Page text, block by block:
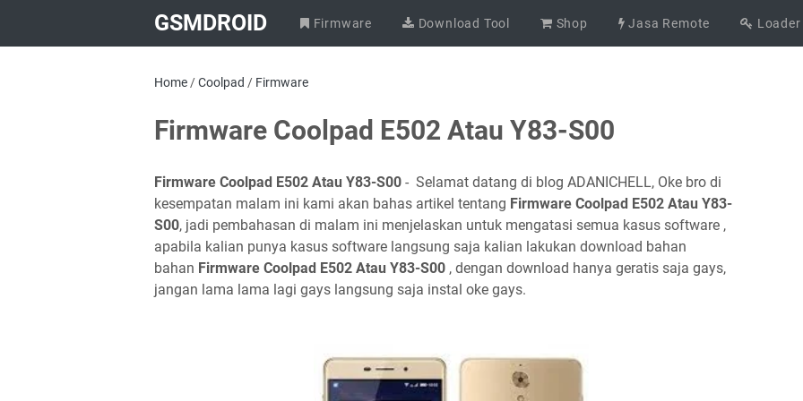
GSMDROID Firmware Download Tool Shop Jasa Remote Loader
Home /Coolpad / Firmware
Firmware Coolpad E502 Atau Y83-S00
Firmware Coolpad E502 Atau Y83-S00 - Selamat datang di blog ADANICHELL, Oke bro di
kesempatan malam ini kami akan bahas artikel tentang Firmware Coolpad E502 Atau Y83-
S00, jadi pembahasan di malam ini menjelaskan untuk mengatasi semua kasus software ,
apabila kalian punya kasus software langsung saja kalian lakukan download bahan
bahan Firmware Coolpad E502 Atau Y83-S00 , dengan download hanya geratis saja gays,
jangan lama lama lagi gays langsung saja instal oke gays.